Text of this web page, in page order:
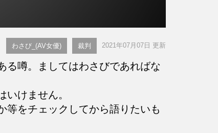
わさび_(AV女優) 裁判 2021年07月07日 更新
る噂。ましてはわさびであればな
けません。
等をチェックしてから語りたいも